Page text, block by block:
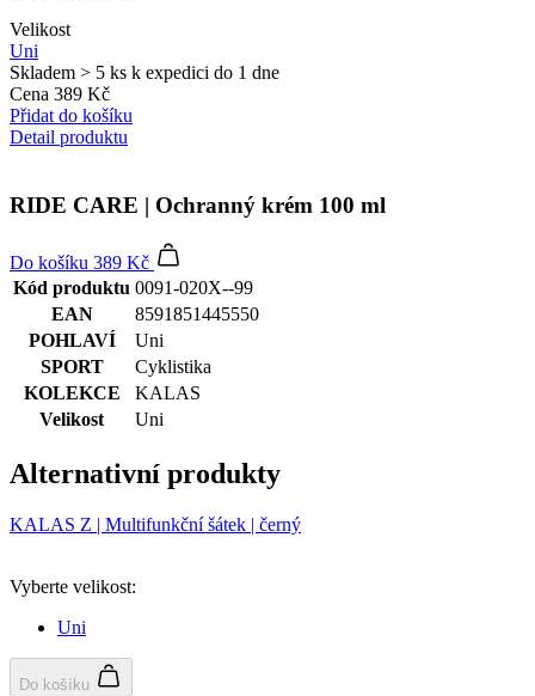
Velikost
Uni
Skladem > 5 ks k expedici do 1 dne
Cena 389 Kč
Přidat do košíku
Detail produktu
RIDE CARE | Ochranný krém 100 ml
Do košíku 389 Kč
Kód produktu 0091-020X--99
EAN
8591851445550
POHLAVÍ
Uni
SPORT
Cyklistika
KOLEKCE
KALAS
Velikost
Uni
Alternativní produkty
KALAS Z | Multifunkční šátek | černý
Vyberte velikost:
Uni
Do košíku